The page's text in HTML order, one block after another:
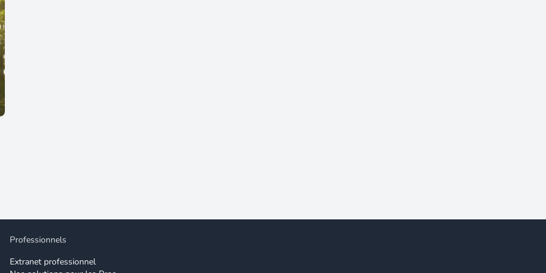
Professionnels
Extranet professionnel